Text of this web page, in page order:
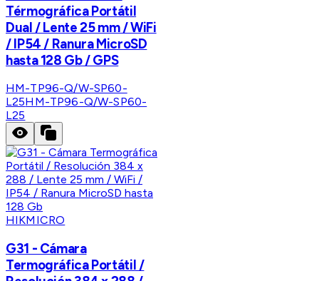
Térmográfica Portátil
Dual / Lente 25 mm / WiFi
/ IP54 / Ranura MicroSD
hasta 128 Gb / GPS
HM-TP96-Q/W-SP60-
L25HM-TP96-Q/W-SP60-
L25
HIKMICRO
G31 - Cámara
Termográfica Portátil /